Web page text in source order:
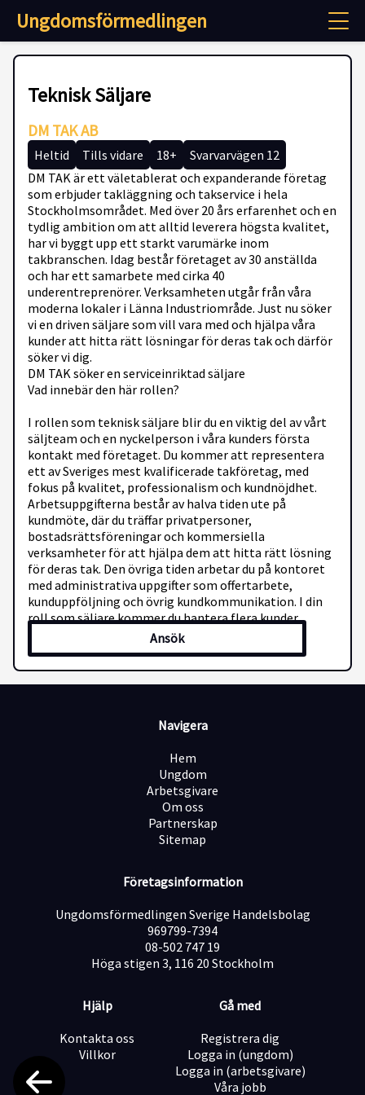
Ungdomsförmedlingen
Teknisk Säljare
DM TAK AB
Heltid Tills vidare 18+
Svarvarvägen 12
DM TAK är ett väletablerat och expanderande företag
som erbjuder takläggning och takservice i hela
Stockholmsområdet. Med över 20 års erfarenhet och en
tydlig ambition om att alltid leverera högsta kvalitet,
har vi byggt upp ett starkt varumärke inom
takbranschen. Idag består företaget av 30 anställda
och har ett samarbete med cirka 40
underentreprenörer. Verksamheten utgår från våra
moderna lokaler i Länna Industriområde. Just nu söker
vi en driven säljare som vill vara med och hjälpa våra
kunder att hitta rätt lösningar för deras tak och därför
söker vi dig.
DM TAK söker en serviceinriktad säljare
Vad innebär den här rollen?
I rollen som teknisk säljare blir du en viktig del av vårt
säljteam och en nyckelperson i våra kunders första
kontakt med företaget. Du kommer att representera
ett av Sveriges mest kvalificerade takföretag, med
fokus på kvalitet, professionalism och kundnöjdhet.
Arbetsuppgifterna består av halva tiden ute på
kundmöte, där du träffar privatpersoner,
bostadsrättsföreningar och kommersiella
verksamheter för att hjälpa dem att hitta rätt lösning
för deras tak. Den övriga tiden arbetar du på kontoret
med administrativa uppgifter som offertarbete,
kunduppföljning och övrig kundkommunikation. I din
roll som säljare kommer du hantera flera kunder
samtidigt, där vissa affärer går snabbt medan andra
kräver tid och tålamod.
Vara serviceinriktad och lösningsorienterad
Är organiserad, självgående och gillar att jobba mot
Erfarenhet av försäljning
Behärskar svenska i tal och skrift
B-körkort
Vad erbjuder vi?
Vi på DM TAK erbjuder dig en introduktion och
grundutbildning inom sälj och vårt arbetssätt, men
Ansök
Navigera
Hem
Ungdom
Arbetsgivare
Om oss
Partnerskap
Sitemap
Företagsinformation
Ungdomsförmedlingen Sverige Handelsbolag
969799-7394
08-502 747 19
Höga stigen 3, 116 20 Stockholm
Hjälp
Kontakta oss
Villkor
Gå med
Registrera dig
Logga in (ungdom)
Logga in (arbetsgivare)
Våra jobb